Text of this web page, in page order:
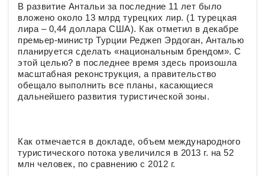
В развитие Антальи за последние 11 лет было
вложено около 13 млрд турецких лир. (1 турецкая
лира – 0,44 доллара США). Как отметил в декабре
премьер-министр Турции Реджеп Эрдоган, Анталью
планируется сделать «национальным брендом». С
этой целью? в последнее время здесь произошла
масштабная реконструкция, а правительство
обещало выполнить все планы, касающиеся
дальнейшего развития туристической зоны.
Как отмечается в докладе, объем международного
туристического потока увеличился в 2013 г. на 52
млн человек, по сравнению с 2012 г.